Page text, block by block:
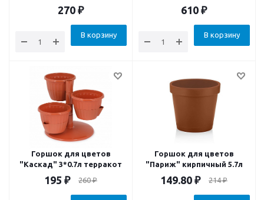
345х145х145мм
270 ₽
В корзину
610 ₽
В корзину
Горшок для цветов
"Каскад" 3*0.7л терракот
195 ₽ 260₽
Горшок для цветов
"Париж" кирпичный 5.7л
149.80 ₽ 214₽